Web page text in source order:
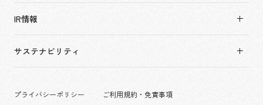
会社概要・アクセス
役員構成・組織図
アーバン & リテール
ホスピタリティ
コーポレート
コンベンション & イベント
キャリア採用
働く環境
IR情報
サステナビリティ
プライバシーポリシー
ご利用規約・免責事項